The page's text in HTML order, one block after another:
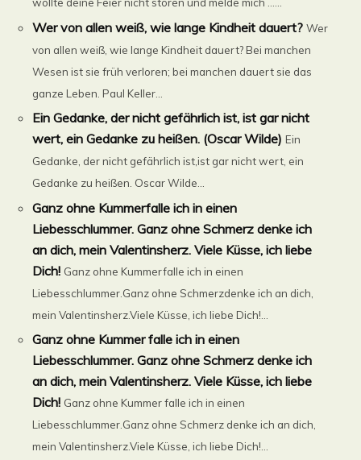
wollte deine Feier nicht stören und melde mich ......
Wer von allen weiß, wie lange Kindheit dauert? Wer
von allen weiß, wie lange Kindheit dauert? Bei manchen
Wesen ist sie früh verloren; bei manchen dauert sie das
ganze Leben. Paul Keller...
Ein Gedanke, der nicht gefährlich ist, ist gar nicht
wert, ein Gedanke zu heißen. (Oscar Wilde) Ein
Gedanke, der nicht gefährlich ist,ist gar nicht wert, ein
Gedanke zu heißen. Oscar Wilde...
Ganz ohne Kummerfalle ich in einen
Liebesschlummer. Ganz ohne Schmerz denke ich
an dich, mein Valentinsherz. Viele Küsse, ich liebe
Dich! Ganz ohne Kummerfalle ich in einen
Liebesschlummer.Ganz ohne Schmerzdenke ich an dich,
mein Valentinsherz.Viele Küsse, ich liebe Dich!...
Ganz ohne Kummer falle ich in einen
Liebesschlummer. Ganz ohne Schmerz denke ich
an dich, mein Valentinsherz. Viele Küsse, ich liebe
Dich! Ganz ohne Kummer falle ich in einen
Liebesschlummer.Ganz ohne Schmerz denke ich an dich,
mein Valentinsherz.Viele Küsse, ich liebe Dich!...